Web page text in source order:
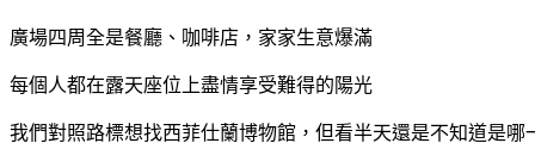
廣場四周全是餐廳、咖啡店，家家生意爆滿
每個人都在露天座位上盡情享受難得的陽光
我們對照路標想找西菲仕蘭博物館，但看半天還是不知道是哪